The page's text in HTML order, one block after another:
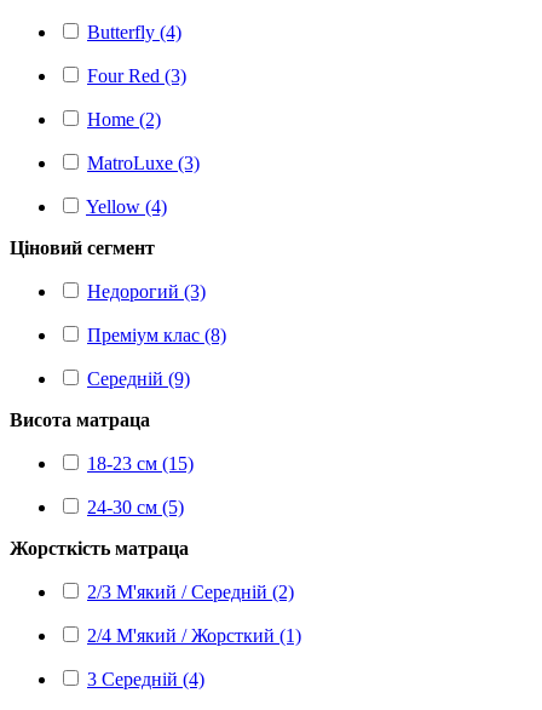
Butterfly (4)
Four Red (3)
Home (2)
MatroLuxe (3)
Yellow (4)
Ціновий сегмент
Недорогий (3)
Преміум клас (8)
Середній (9)
Висота матраца
18-23 см (15)
24-30 см (5)
Жорсткість матраца
2/3 М'який / Середній (2)
2/4 М'який / Жорсткий (1)
3 Середній (4)